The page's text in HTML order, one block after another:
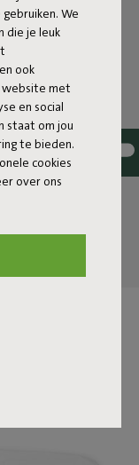
We
die je leuk
ook
website met
en social
staat om jou
te bieden.
cookies
over ons
Met een
brengt
De golvende
– geven
Of je nu lekker
gezelschap: de
voor al je
aan de sixties,
van nu.